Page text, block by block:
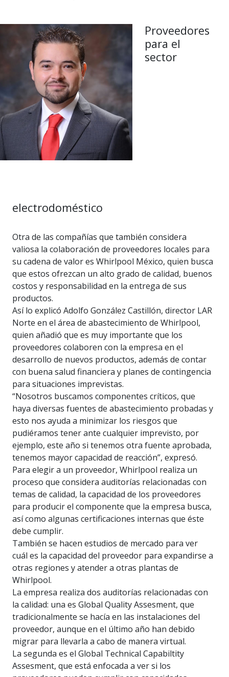
Proveedores
para el
sector
electrodoméstico
Otra de las compañías que también considera
valiosa la colaboración de proveedores locales para
su cadena de valor es Whirlpool México, quien busca
que estos ofrezcan un alto grado de calidad, buenos
costos y responsabilidad en la entrega de sus
productos.
Así lo explicó Adolfo González Castillón, director LAR
Norte en el área de abastecimiento de Whirlpool,
quien añadió que es muy importante que los
proveedores colaboren con la empresa en el
desarrollo de nuevos productos, además de contar
con buena salud financiera y planes de contingencia
para situaciones imprevistas.
“Nosotros buscamos componentes críticos, que
haya diversas fuentes de abastecimiento probadas y
esto nos ayuda a minimizar los riesgos que
pudiéramos tener ante cualquier imprevisto, por
ejemplo, este año si tenemos otra fuente aprobada,
tenemos mayor capacidad de reacción”, expresó.
Para elegir a un proveedor, Whirlpool realiza un
proceso que considera auditorías relacionadas con
temas de calidad, la capacidad de los proveedores
para producir el componente que la empresa busca,
así como algunas certificaciones internas que éste
debe cumplir.
También se hacen estudios de mercado para ver
cuál es la capacidad del proveedor para expandirse a
otras regiones y atender a otras plantas de
Whirlpool.
La empresa realiza dos auditorías relacionadas con
la calidad: una es Global Quality Assesment, que
tradicionalmente se hacía en las instalaciones del
proveedor, aunque en el último año han debido
migrar para llevarla a cabo de manera virtual.
La segunda es el Global Technical Capabiltity
Assesment, que está enfocada a ver si los